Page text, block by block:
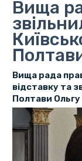
Вища
Вища рада
відставку та
Полтави Ольгу